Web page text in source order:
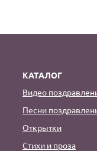
КАТАЛОГ
Видео
Песни
Открытки
Стихи и проза